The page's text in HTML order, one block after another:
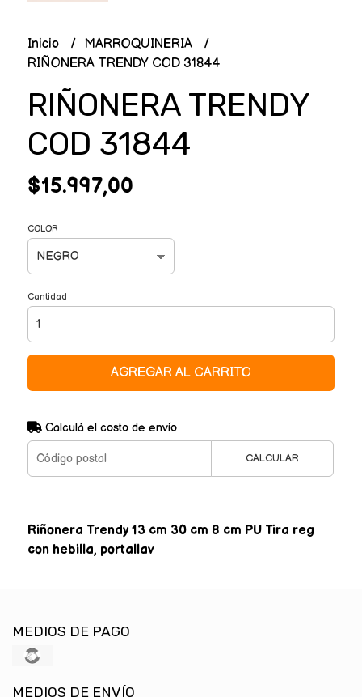
Inicio
MARROQUINERIA
RIÑONERA TRENDY COD 31844
RIÑONERA TRENDY
COD 31844
$15.997,00
COLOR
Cantidad
AGREGAR AL CARRITO
Calculá el costo de envío
CALCULAR
Riñonera Trendy 13 cm 30 cm 8 cm PU Tira reg
con hebilla, portallav
MEDIOS DE PAGO
MEDIOS DE ENVÍO